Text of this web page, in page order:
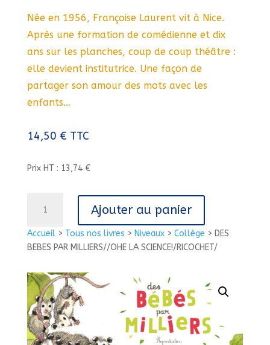
Accueil> Tous nos livres > Niveaux> Collège > DES
BEBES PAR MILLIERS//OHE LA SCIENCE!/RICOCHET/
Née en 1956, Françoise Laurent vit à Nice.
Après une formation de comédienne et dix
ans sur les planches, coup de coup théâtre :
elle devient institutrice. Une façon de
partager son amour des mots avec les
enfants…
14,50 € TTC
Prix HT : 13,74 €
DES
BEBES
LA
SCIENCE!/RICOCHET/
Ajouter au panier